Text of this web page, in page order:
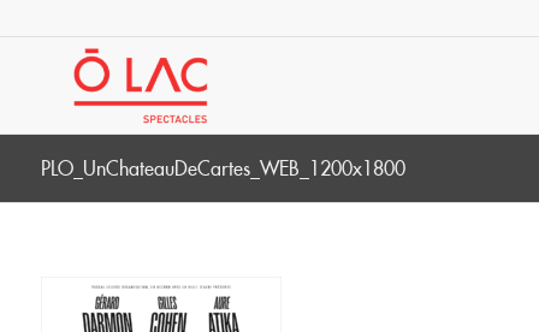
PLO_UnChateauDeCartes_WEB_1200x1800